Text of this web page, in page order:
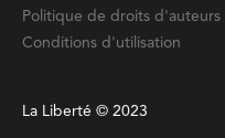
Politique de droits d'auteurs
Conditions d'utilisation
La Liberté © 2023